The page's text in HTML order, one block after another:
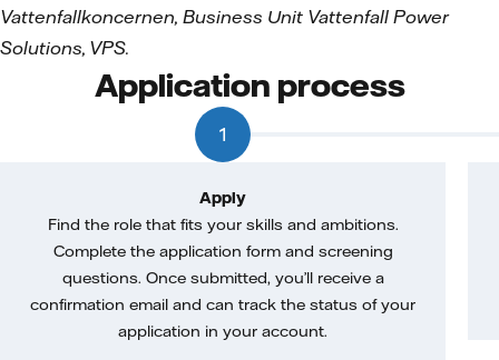
Vattenfallkoncernen, Business Unit Vattenfall Power
Solutions, VPS.
Application process
1
Apply
Find the role that fits your skills and ambitions.
Complete the application form and screening
questions. Once submitted, you’ll receive a
confirmation email and can track the status of your
application in your account.